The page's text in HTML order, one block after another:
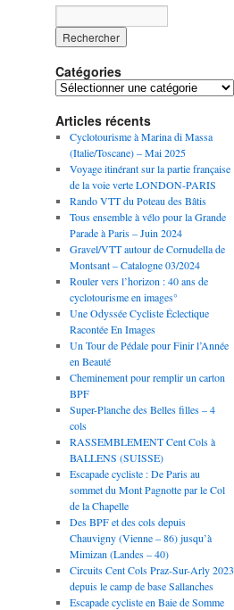
Catégories
Catégories
Articles récents
Cyclotourisme à Marina di Massa
(Italie/Toscane) – Mai 2025
Voyage itinérant sur la partie française
de la voie verte LONDON-PARIS
Rando VTT du Poteau des Bâtis
Tous ensemble à vélo pour la Grande
Parade à Paris – Juin 2024
Gravel/VTT autour de Cornudella de
Montsant – Catalogne 03/2024
Rouler vers l’horizon : 40 ans de
cyclotourisme en images°
Une Odyssée Cycliste Éclectique
Racontée En Images
Un Tour de Pédale pour Finir l’Année
en Beauté
Cheminement pour remplir un carton
BPF
Super-Planche des Belles filles – 4
cols
RASSEMBLEMENT Cent Cols à
BALLENS (SUISSE)
Escapade cycliste : De Paris au
sommet du Mont Pagnotte par le Col
de la Chapelle
Des BPF et des cols depuis
Chauvigny (Vienne – 86) jusqu’à
Mimizan (Landes – 40)
Circuits Cent Cols Praz-Sur-Arly 2023
depuis le camp de base Sallanches
Escapade cycliste en Baie de Somme